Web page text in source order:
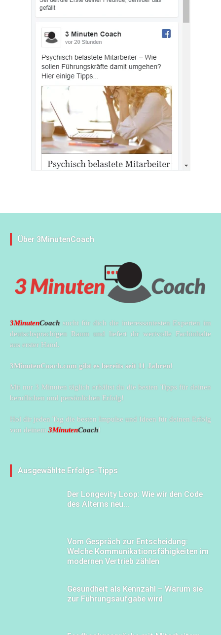
Über 3MinutenCoach
3MinutenCoach sucht für dich die interessantesten Experten im
deutschsprachigen Raum und liefert dir wertvolle Fachinhalte
aus erster Hand.
3MinutenCoach.com gibt es bereits seit 11 Jahren!
Mit nur 3 Minuten täglich erhältst du die besten Tipps für deinen
beruflichen und persönlichen Erfolg!
Hol dir jeden Tag die besten Impulse und Ideen für deinen Erfolg
von deinem3MinutenCoach!
Ausgewählte Erfolgs-Tipps
Der Longevity Loop: Wie wir den Code
des Alterns neu...
Vom Gespräch zur Entscheidung:
Welche Kommunikationsfähigkeiten im
modernen Vertrieb zählen
Gesundheit als Kennzahl – Warum sie
zur Führungsaufgabe wird